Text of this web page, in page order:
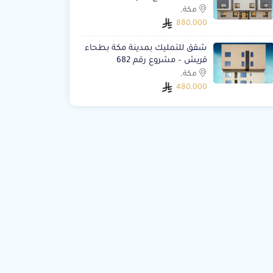
مكة,
880,000
شقق للتمليك بمدينة مكة بطحاء
قريش – مشروع رقم 682
مكة,
480,000